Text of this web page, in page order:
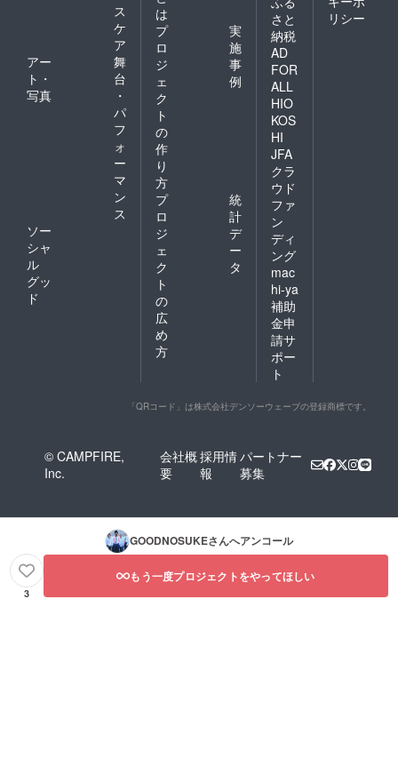
ス
ケ
ア
アー
ト・
写真
舞
台
・
パ
フ
ォ
ー
マ
ン
ス
ソー
シャ
ル
グッ
ド
は
プ
ロ
ジ
ェ
ク
ト
の
作
り
方
実
施
事
例
プ
ロ
ジ
ェ
ク
ト
の
広
め
方
統
計
デ
ー
タ
さと
納税
AD
FOR
ALL
HIO
KOS
HI
JFA
クラ
ウド
ファ
ン
ディ
ング
mac
hi-ya
補助
金申
請サ
ポー
ト
リシー
「QRコード」は株式会社デンソーウェーブの登録商標です。
© CAMPFIRE,
Inc.
会社概
要
採用情
報
パートナー
募集
GOODNOSUKEさんへアンコール
3
もう一度プロジェクトをやってほしい